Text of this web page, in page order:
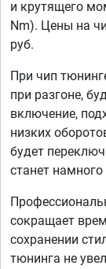
и крутящего
Nm). Цены на
руб.
При чип
при разгоне,
включение,
низких
будет
станет
сокращает
сохранении
тюнинга не